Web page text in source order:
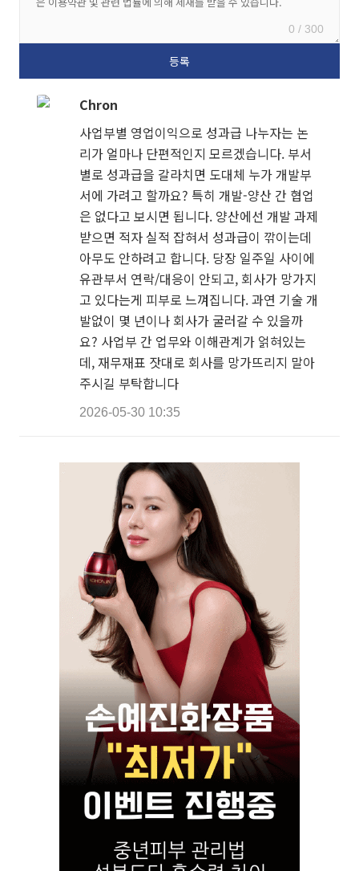
0 / 300
Chron
사업부별 영업이익으로 성과급 나누자는 논
리가 얼마나 단편적인지 모르겠습니다. 부서
별로 성과급을 갈라치면 도대체 누가 개발부
서에 가려고 할까요? 특히 개발-양산 간 협업
은 없다고 보시면 됩니다. 양산에선 개발 과제
받으면 적자 실적 잡혀서 성과급이 깎이는데
아무도 안하려고 합니다. 당장 일주일 사이에
유관부서 연락/대응이 안되고, 회사가 망가지
고 있다는게 피부로 느껴집니다. 과연 기술 개
발없이 몇 년이나 회사가 굴러갈 수 있을까
요? 사업부 간 업무와 이해관계가 얽혀있는
데, 재무재표 잣대로 회사를 망가뜨리지 말아
주시길 부탁합니다
2026-05-30 10:35